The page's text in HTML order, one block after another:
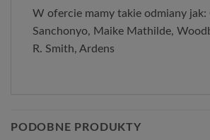
W ofercie mamy takie odmiany jak:
Sanchonyo, Maike Mathilde,
R. Smith, Ardens
PODOBNE PRODUKTY